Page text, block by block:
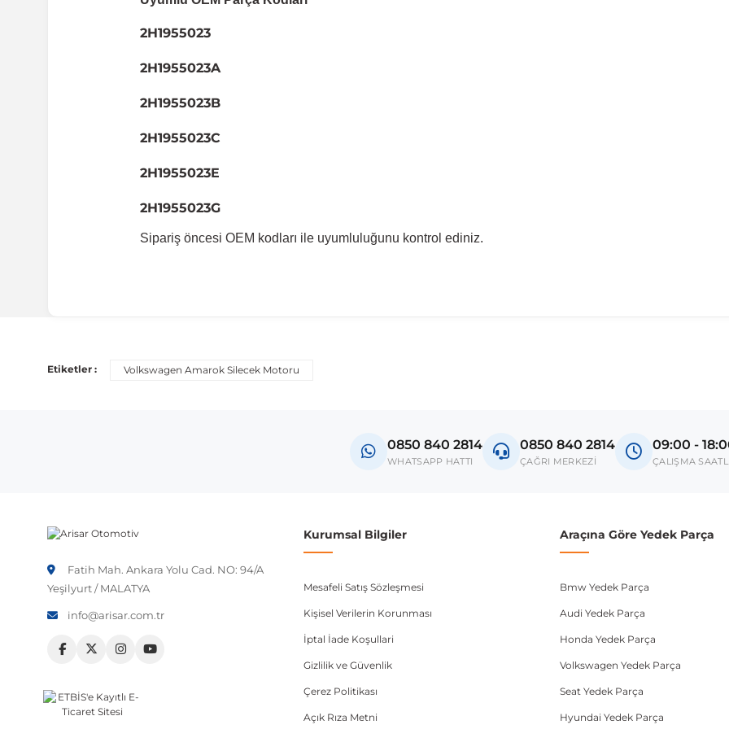
2H1955023
2H1955023A
2H1955023B
2H1955023C
2H1955023E
2H1955023G
Sipariş öncesi OEM kodları ile uyumluluğunu kontrol ediniz.
Araç üreticileri aynı model yılı içerisinde farklı donanım ve kasa tipleri kullanabilmektedir. Sipariş vermeden önce OEM
Etiketler : Volkswagen Amarok Silecek Motoru
0850 840 2814
WHATSAPP HATTI
0850 840 2814
ÇAĞRI MERKEZİ
09:00 -
ÇALIŞMA
Fatih Mah. Ankara Yolu Cad. NO: 94/A
Yeşilyurt / MALATYA
info@arisar.com.tr
Kurumsal Bilgiler
Mesafeli Satış Sözleşmesi
Kişisel Verilerin Korunması
İptal İade Koşullari
Gizlilik ve Güvenlik
Çerez Politikası
Açık Rıza Metni
Araçına Göre Yedek Parça
Bmw Yedek Parça
Audi Yedek Parça
Honda Yedek Parça
Volkswagen Yedek Parça
Seat Yedek Parça
Hyundai Yedek Parça